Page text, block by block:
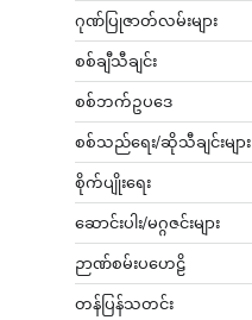
ဂုဏ်ပြုဇာတ်လမ်းများ
စစ်ချီသီချင်း
စစ်ဘက်ဥပဒေ
စစ်သည်ရေး/ဆိုသီချင်းများ
စိုက်ပျိုးရေး
ဆောင်းပါး/မဂ္ဂဇင်းများ
ဉာဏ်စမ်းပဟေဠိ
တန်ပြန်သတင်း